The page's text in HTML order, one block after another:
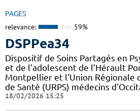
PAGES
relevance: 59%
DSPPea34
Dispositif de Soins Partagés en
et de l’adolescent de l’Hérault
Montpellier et l'Union Régionale
de Santé (URPS) médecins
18/02/2026 15:25